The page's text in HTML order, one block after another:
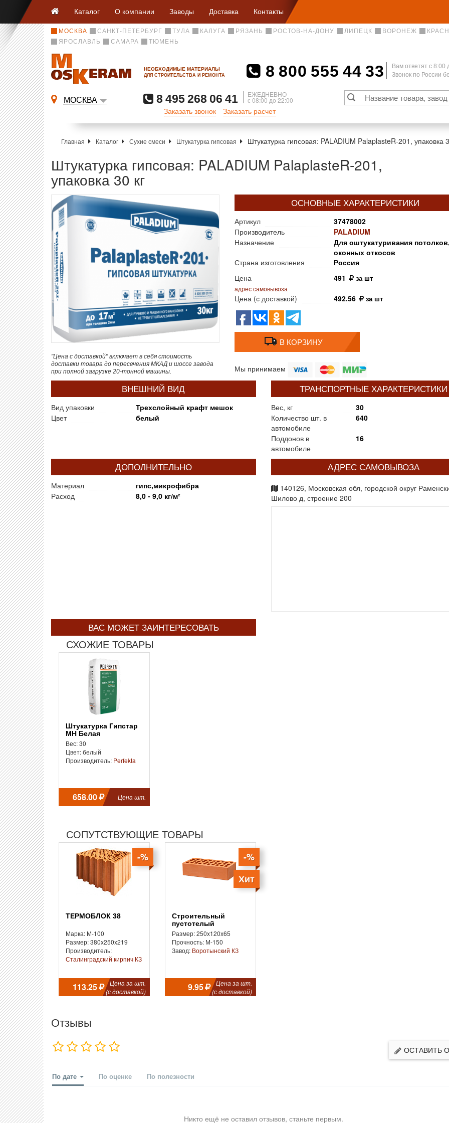
Каталог О компании Заводы Доставка Контакты
МОСКВА САНКТ-ПЕТЕРБУРГ ТУЛА КАЛУГА РЯЗАНЬ РОСТОВ-НА-ДОНУ ЛИПЕЦК ВОРОНЕЖ
ЯРОСЛАВЛЬ
САМАРА ТЮМЕНЬ
НЕОБХОДИМЫЕ МАТЕРИАЛЫ
ДЛЯ СТРОИТЕЛЬСТВА И РЕМОНТА 8 800 555 44 33
Вам ответят c 8:00
Звонок по России
МОСКВА 8 495 268 06 41 ЕЖЕДНЕВНО
с 08:00 до 22:00
Заказать звонок Заказать расчет
Главная Каталог Сухие смеси Штукатурка гипсовая Штукатурка гипсовая: PALADIUM PalaplasteR-201, упаковка
Штукатурка гипсовая: PALADIUM PalaplasteR-201,
упаковка 30 кг
"Цена с доставкой" включает в себя стоимость
доставки товара до пересечения МКАД и шоссе завода
при полной загрузке 20-тонной машины.
ОСНОВНЫЕ ХАРАКТЕРИСТИКИ
Артикул
37478002
Производитель
PALADIUM
Назначение
Для оштукатуривания
оконных откосов
Страна изготовления
Россия
Цена
491 за шт
адрес самовывоза
Цена (с доставкой) 492.56 за шт
В КОРЗИНУ
Мы принимаем
ВНЕШНИЙ ВИД
Вид упаковки
Трехслойный крафт мешок
Цвет
белый
ТРАНСПОРТНЫЕ ХАРАКТЕРИСТИКИ
Вес, кг
30
Количество шт. в
автомобиле
640
Поддонов в
автомобиле
16
ДОПОЛНИТЕЛЬНО
Материал
гипс,микрофибра
Расход
8,0 - 9,0 кг/м²
АДРЕС САМОВЫВОЗА
140126, Московская обл, городской округ
Шилово д, строение 200
ВАС МОЖЕТ ЗАИНТЕРЕСОВАТЬ
СХОЖИЕ ТОВАРЫ
Штукатурка Гипстар
МН Белая
Вес: 30
Цвет: белый
Производитель: Perfekta
658.00 Цена шт.
СОПУТСТВУЮЩИЕ ТОВАРЫ
-%
ТЕРМОБЛОК 38
Марка: М-100
Размер: 380x250x219
Производитель:
Сталинградский кирпич КЗ
113.25
Цена за шт.
(с доставкой)
-%
Хит
Строительный
пустотелый
Размер: 250x120x65
Прочность: М-150
Завод: Воротынский КЗ
9.95
Цена за шт.
(с доставкой)
Отзывы
ОСТАВИТЬ
По дате По оценке По полезности
Никто ещё не оставил отзывов, станьте первым.